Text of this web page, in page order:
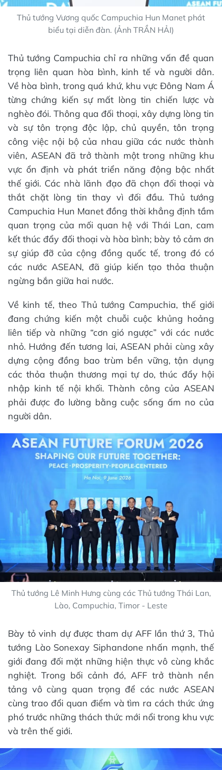
Thủ tướng Vương quốc Campuchia Hun Manet phát
biểu tại diễn đàn. (Ảnh TRẦN HẢI)
Thủ tướng Campuchia chỉ ra những vấn đề quan
trọng liên quan hòa bình, kinh tế và người dân.
Về hòa bình, trong quá khứ, khu vực Đông Nam Á
từng chứng kiến sự mất lòng tin chiến lược và
nghèo đói. Thông qua đối thoại, xây dựng lòng tin
và sự tôn trọng độc lập, chủ quyền, tôn trọng
công việc nội bộ của nhau giữa các nước thành
viên, ASEAN đã trở thành một trong những khu
vực ổn định và phát triển năng động bậc nhất
thế giới. Các nhà lãnh đạo đã chọn đối thoại và
thắt chặt lòng tin thay vì đối đầu. Thủ tướng
Campuchia Hun Manet đồng thời khẳng định tầm
quan trọng của mối quan hệ với Thái Lan, cam
kết thúc đẩy đối thoại và hòa bình; bày tỏ cảm ơn
sự giúp đỡ của cộng đồng quốc tế, trong đó có
các nước ASEAN, đã giúp kiến tạo thỏa thuận
ngừng bắn giữa hai nước.
Về kinh tế, theo Thủ tướng Campuchia, thế giới
đang chứng kiến một chuỗi cuộc khủng hoảng
liên tiếp và những “cơn gió ngược” với các nước
nhỏ. Hướng đến tương lai, ASEAN phải cùng xây
dựng cộng đồng bao trùm bền vững, tận dụng
các thỏa thuận thương mại tự do, thúc đẩy hội
nhập kinh tế nội khối. Thành công của ASEAN
phải được đo lường bằng cuộc sống ấm no của
người dân.
Thủ tướng Lê Minh Hưng cùng các Thủ tướng Thái Lan,
Lào, Campuchia, Timor - Leste
Bày tỏ vinh dự được tham dự AFF lần thứ 3, Thủ
tướng Lào Sonexay Siphandone nhấn mạnh, thế
giới đang đối mặt những hiện thực vô cùng khắc
nghiệt. Trong bối cảnh đó, AFF trở thành nền
tảng vô cùng quan trọng để các nước ASEAN
cùng trao đổi quan điểm và tìm ra cách thức ứng
phó trước những thách thức mới nổi trong khu vực
và trên thế giới.